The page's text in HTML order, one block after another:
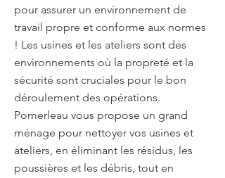
pour assurer un environnement de
travail propre et conforme aux normes
! Les usines et les ateliers sont des
environnements où la propreté et la
sécurité sont cruciales pour le bon
déroulement des opérations.
Pomerleau vous propose un grand
ménage pour nettoyer vos usines et
ateliers, en éliminant les résidus, les
poussières et les débris, tout en